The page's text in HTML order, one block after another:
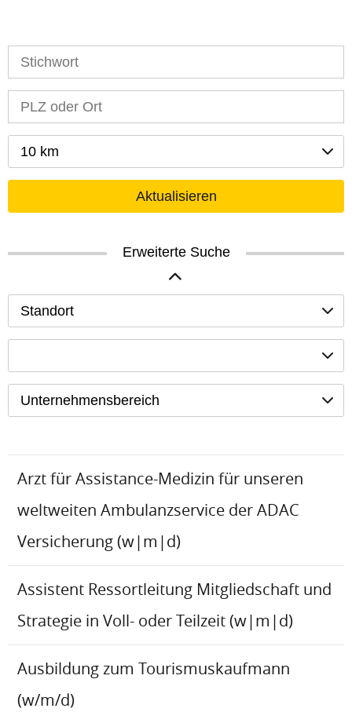
10 km
Aktualisieren
Erweiterte Suche
Standort
Unternehmensbereich
Arzt für Assistance-Medizin für unseren
weltweiten Ambulanzservice der ADAC
Versicherung (w|m|d)
Assistent Ressortleitung Mitgliedschaft und
Strategie in Voll- oder Teilzeit (w|m|d)
Ausbildung zum Tourismuskaufmann
(w/m/d)